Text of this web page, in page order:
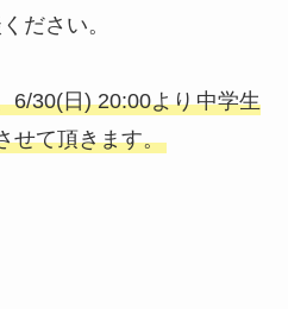
ださい。
6/30(日) 20:00より中学生
せて頂きます。